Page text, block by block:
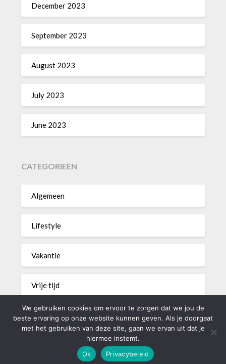
December 2023
September 2023
August 2023
July 2023
June 2023
CATEGORIEËN
Algemeen
Lifestyle
Vakantie
Vrije tijd
Wonen
©2026 1FLOOR | Powered bySuperb Themes
We gebruiken cookies om ervoor te zorgen dat we jou de
beste ervaring op onze website kunnen geven. Als je doorgaat
met het gebruiken van deze site, gaan we ervan uit dat je
hiermee instemt.
Ok
Privacybeleid